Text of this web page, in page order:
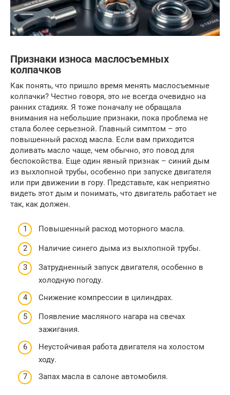
Признаки износа маслосъемных
колпачков
Как понять, что пришло время менять маслосъемные
колпачки? Честно говоря, это не всегда очевидно на
ранних стадиях. Я тоже поначалу не обращала
внимания на небольшие признаки, пока проблема не
стала более серьезной. Главный симптом – это
повышенный расход масла. Если вам приходится
доливать масло чаще, чем обычно, это повод для
беспокойства. Еще один явный признак – синий дым
из выхлопной трубы, особенно при запуске двигателя
или при движении в гору. Представьте, как неприятно
видеть этот дым и понимать, что двигатель работает не
так, как должен.
Повышенный расход моторного масла.
Наличие синего дыма из выхлопной трубы.
Затрудненный запуск двигателя, особенно в
холодную погоду.
Снижение компрессии в цилиндрах.
Появление масляного нагара на свечах
зажигания.
Неустойчивая работа двигателя на холостом
ходу.
Запах масла в салоне автомобиля.